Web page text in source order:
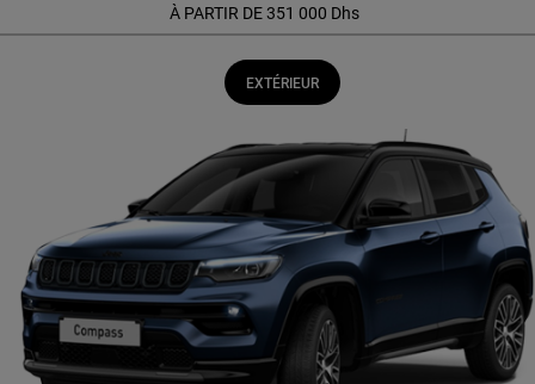
À PARTIR DE 351 000 Dhs
EXTÉRIEUR